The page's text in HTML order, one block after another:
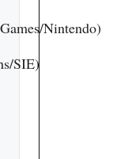
Nintendo)
SIE)